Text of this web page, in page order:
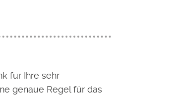
für Ihre sehr
genaue Regel für das